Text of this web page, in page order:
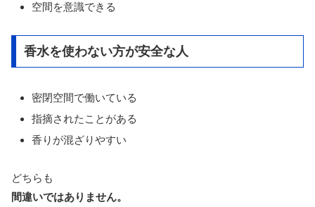
空間を意識できる
香水を使わない方が安全な人
密閉空間で働いている
指摘されたことがある
香りが混ざりやすい
どちらも
間違いではありません。